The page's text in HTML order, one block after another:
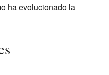
ha evolucionado la